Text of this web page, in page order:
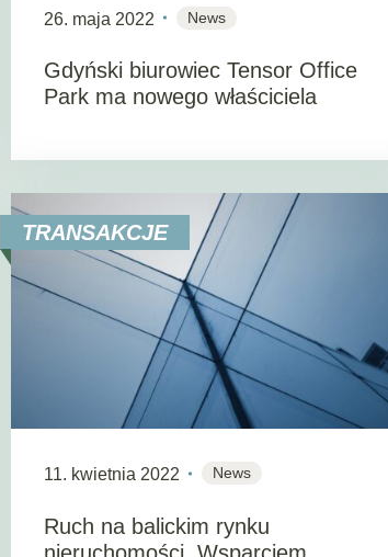
26. maja 2022 News
Gdyński biurowiec Tensor Office
Park ma nowego właściciela
TRANSAKCJE
11. kwietnia 2022 News
Ruch na balickim rynku